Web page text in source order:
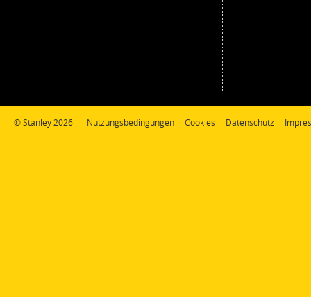
© Stanley 2026 Nutzungsbedingungen Cookies Datenschutz